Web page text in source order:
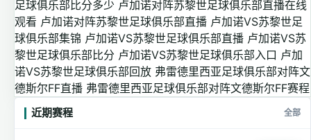
足球俱乐部比分多少 卢加诺对阵苏黎世足球俱乐部直播在线
观看 卢加诺对阵苏黎世足球俱乐部直播 卢加诺VS苏黎世足
球俱乐部集锦 卢加诺VS苏黎世足球俱乐部直播 卢加诺VS苏
黎世足球俱乐部比分 卢加诺VS苏黎世足球俱乐部入口 卢加
诺VS苏黎世足球俱乐部回放 弗雷德里西亚足球俱乐部对阵文
德斯尔FF直播 弗雷德里西亚足球俱乐部对阵文德斯尔FF赛程
近期赛程 全部